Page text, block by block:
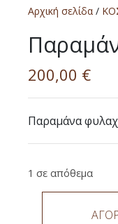
Αρχική σελίδα /
200,00 €
Παραμάνα
1 σε απόθεμα